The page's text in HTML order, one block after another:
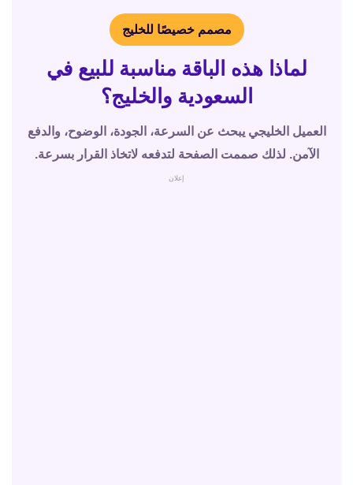
مصمم خصيصًا للخليج
لماذا هذه الباقة مناسبة للبيع في
السعودية والخليج؟
العميل الخليجي يبحث عن السرعة، الجودة، الوضوح، والدفع
الآمن. لذلك صممت الصفحة لتدفعه لاتخاذ القرار بسرعة.
إعلان